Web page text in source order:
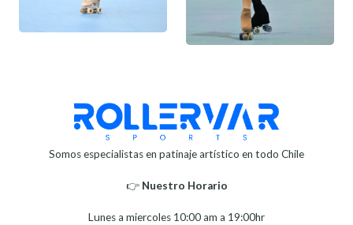
Somos especialistas en patinaje artístico en todo Chile
👉 Nuestro Horario⁣⁣
Lunes a miercoles 10:00 am a 19:00hr